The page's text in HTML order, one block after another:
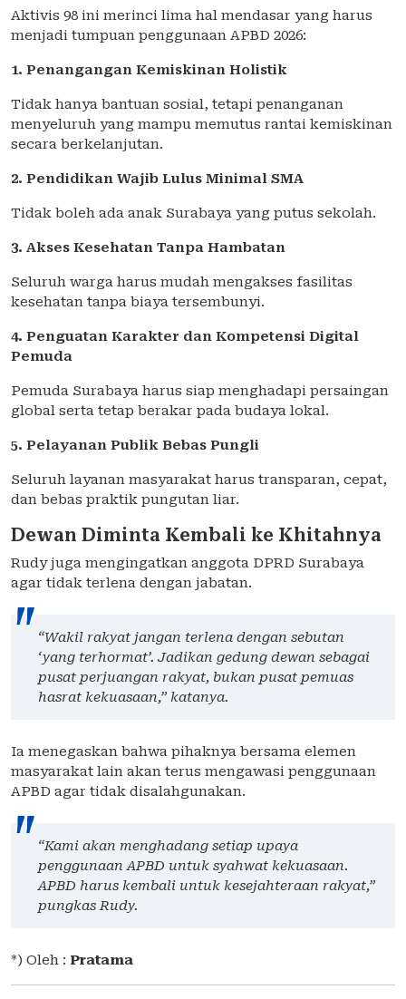
Aktivis 98 ini merinci lima hal mendasar yang harus
menjadi tumpuan penggunaan APBD 2026:
1. Penangangan Kemiskinan Holistik
Tidak hanya bantuan sosial, tetapi penanganan
menyeluruh yang mampu memutus rantai kemiskinan
secara berkelanjutan.
2. Pendidikan Wajib Lulus Minimal SMA
Tidak boleh ada anak Surabaya yang putus sekolah.
3. Akses Kesehatan Tanpa Hambatan
Seluruh warga harus mudah mengakses fasilitas
kesehatan tanpa biaya tersembunyi.
4. Penguatan Karakter dan Kompetensi Digital
Pemuda
Pemuda Surabaya harus siap menghadapi persaingan
global serta tetap berakar pada budaya lokal.
5. Pelayanan Publik Bebas Pungli
Seluruh layanan masyarakat harus transparan, cepat,
dan bebas praktik pungutan liar.
Dewan Diminta Kembali ke Khitahnya
Rudy juga mengingatkan anggota DPRD Surabaya
agar tidak terlena dengan jabatan.
“Wakil rakyat jangan terlena dengan sebutan
‘yang terhormat’. Jadikan gedung dewan sebagai
pusat perjuangan rakyat, bukan pusat pemuas
hasrat kekuasaan,” katanya.
Ia menegaskan bahwa pihaknya bersama elemen
masyarakat lain akan terus mengawasi penggunaan
APBD agar tidak disalahgunakan.
“Kami akan menghadang setiap upaya
penggunaan APBD untuk syahwat kekuasaan.
APBD harus kembali untuk kesejahteraan rakyat,”
pungkas Rudy.
*) Oleh : Pratama